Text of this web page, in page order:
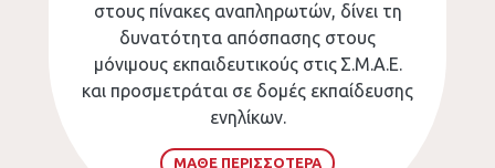
στους πίνακες αναπληρωτών, δίνει τη
δυνατότητα απόσπασης στους
μόνιμους εκπαιδευτικούς στις Σ.Μ.Α.Ε.
και προσμετράται σε δομές εκπαίδευσης
ενηλίκων.
ΜΑΘΕ ΠΕΡΙΣΣΟΤΕΡΑ